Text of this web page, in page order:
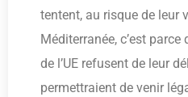
tentent, au risque de leur
Méditerranée, c’est
de l’UE refusent de leur
permettraient de venir